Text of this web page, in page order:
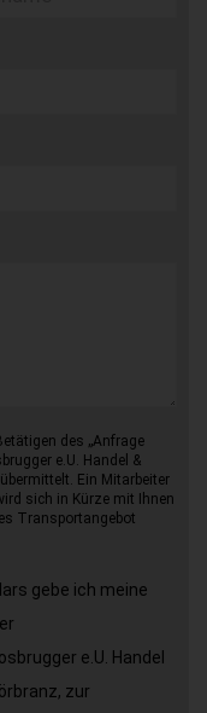
des „Anfrage
e.U. Handel &
Ein Mitarbeiter
sich in Kürze mit Ihnen
Transportangebot
gebe ich meine
e.U. Handel
zur